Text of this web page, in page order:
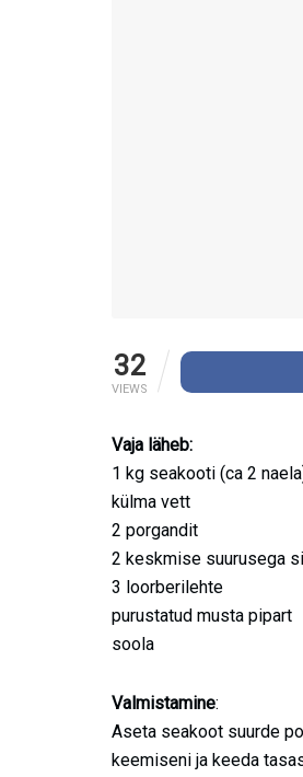
32
VIEWS
Vaja läheb:
1 kg seakooti (ca 2
külma vett
2 porgandit
2 keskmise suurusega
3 loorberilehte
purustatud musta pipart
soola
Valmistamine:
Aseta seakoot suurde
keemiseni ja keeda